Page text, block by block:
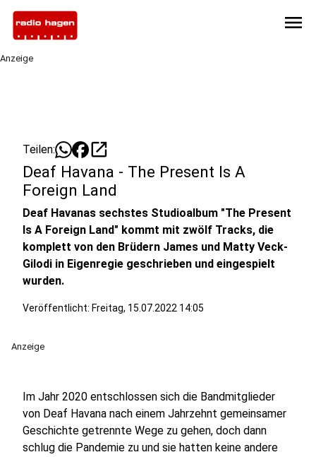
menu
Anzeige
Teilen: open_in_new
Deaf Havana - The Present Is A
Foreign Land
Deaf Havanas sechstes Studioalbum "The Present
Is A Foreign Land" kommt mit zwölf Tracks, die
komplett von den Brüdern James und Matty Veck-
Gilodi in Eigenregie geschrieben und eingespielt
wurden.
Veröffentlicht: Freitag, 15.07.2022 14:05
Anzeige
Im Jahr 2020 entschlossen sich die Bandmitglieder
von Deaf Havana nach einem Jahrzehnt gemeinsamer
Geschichte getrennte Wege zu gehen, doch dann
schlug die Pandemie zu und sie hatten keine andere